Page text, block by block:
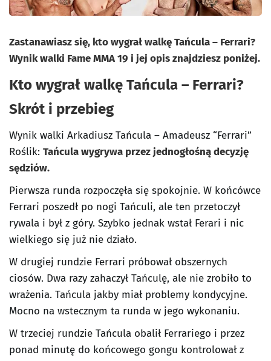
Zastanawiasz się, kto wygrał walkę Tańcula – Ferrari?
Wynik walki Fame MMA 19 i jej opis znajdziesz poniżej.
Kto wygrał walkę Tańcula – Ferrari?
Skrót i przebieg
Wynik walki Arkadiusz Tańcula – Amadeusz “Ferrari”
Roślik: Tańcula wygrywa przez jednogłośną decyzję
sędziów.
Pierwsza runda rozpoczęła się spokojnie. W końcówce
Ferrari poszedł po nogi Tańculi, ale ten przetoczył
rywala i był z góry. Szybko jednak wstał Ferari i nic
wielkiego się już nie działo.
W drugiej rundzie Ferrari próbował obszernych
ciosów. Dwa razy zahaczył Tańculę, ale nie zrobiło to
wrażenia. Tańcula jakby miał problemy kondycyjne.
Mocno na wstecznym ta runda w jego wykonaniu.
W trzeciej rundzie Tańcula obalił Ferrariego i przez
ponad minutę do końcowego gongu kontrolował z